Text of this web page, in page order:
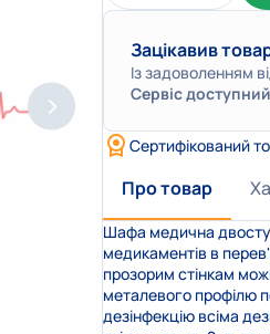
Зацікавив
Із задоволенням
Сервіс
Сертифікований
Про товар
Шафа медична
медикаментів в
прозорим стінкам
металевого профілю
дезінфекцію всіма